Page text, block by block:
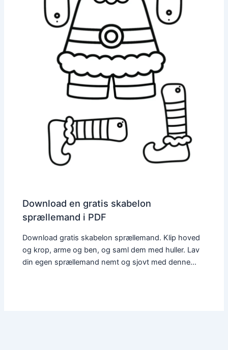
Download en gratis skabelon
sprællemand i PDF
Download gratis skabelon sprællemand. Klip hoved
og krop, arme og ben, og saml dem med huller. Lav
din egen sprællemand nemt og sjovt med denne…